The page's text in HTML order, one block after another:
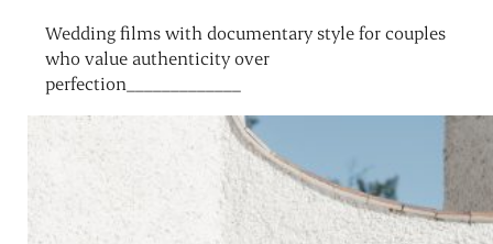
Wedding films with documentary style for couples
who value authenticity over
perfection_____________